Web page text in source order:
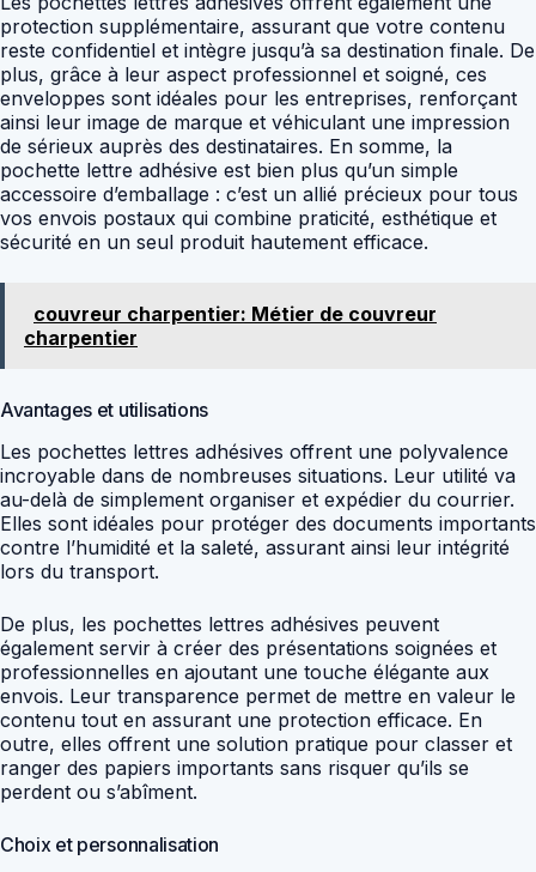
protection supplémentaire, assurant que votre contenu
reste confidentiel et intègre jusqu’à sa destination finale. De
plus, grâce à leur aspect professionnel et soigné, ces
enveloppes sont idéales pour les entreprises, renforçant
ainsi leur image de marque et véhiculant une impression
de sérieux auprès des destinataires. En somme, la
pochette lettre adhésive est bien plus qu’un simple
accessoire d’emballage : c’est un allié précieux pour tous
vos envois postaux qui combine praticité, esthétique et
sécurité en un seul produit hautement efficace.
couvreur charpentier: Métier de couvreur
charpentier
Avantages et utilisations
Les pochettes lettres adhésives offrent une polyvalence
incroyable dans de nombreuses situations. Leur utilité va
au-delà de simplement organiser et expédier du courrier.
Elles sont idéales pour protéger des documents importants
contre l’humidité et la saleté, assurant ainsi leur intégrité
lors du transport.
De plus, les pochettes lettres adhésives peuvent
également servir à créer des présentations soignées et
professionnelles en ajoutant une touche élégante aux
envois. Leur transparence permet de mettre en valeur le
contenu tout en assurant une protection efficace. En
outre, elles offrent une solution pratique pour classer et
ranger des papiers importants sans risquer qu’ils se
perdent ou s’abîment.
Choix et personnalisation